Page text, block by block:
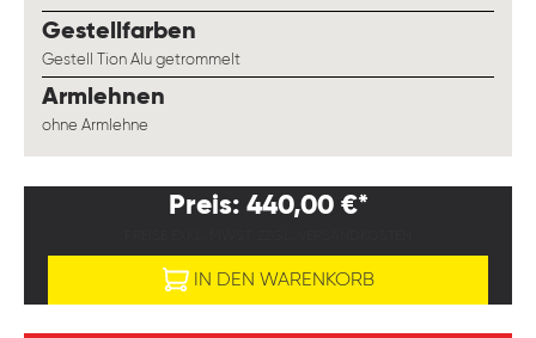
Gestellfarben
Gestell Tion Alu getrommelt
Armlehnen
ohne Armlehne
Preis: 440,00 €*
IN DEN WARENKORB